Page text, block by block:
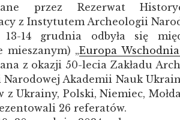
przez Rezerwat
z Instytutem Archeologii
14 grudnia odbyła się
mieszanym) „Europa
z okazji 50-lecia Zakładu
Akademii Nauk
z Ukrainy, Polski, Niemiec,
26 referatów.